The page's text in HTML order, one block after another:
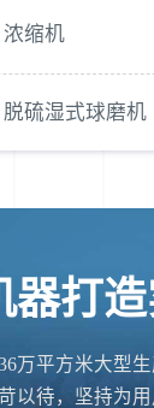
浓缩机
脱硫湿式球磨机
器打
万平方米大型
以待，坚持为